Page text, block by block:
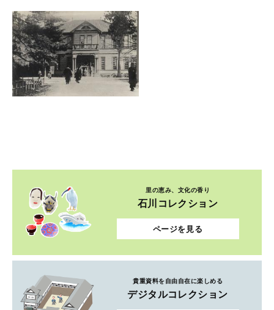
里の恵み、文化の香り
石川コレクション
ページを見る
貴重資料を自由自在に楽しめる
デジタルコレクション